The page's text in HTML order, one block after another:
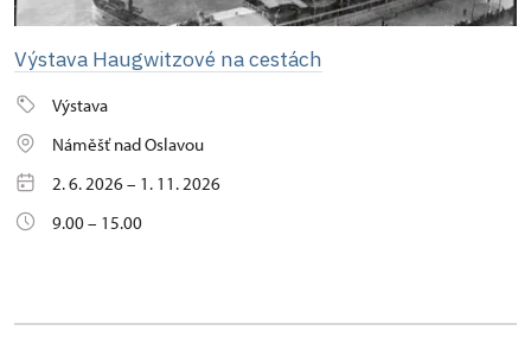
Výstava Haugwitzové na cestách
Výstava
Náměšť nad Oslavou
2. 6. 2026 – 1. 11. 2026
9.00 – 15.00